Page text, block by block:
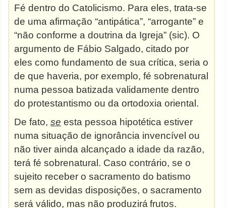
Fé dentro do Catolicismo. Para eles, trata-se
de uma afirmação “antipática”, “arrogante” e
“não conforme a doutrina da Igreja” (sic). O
argumento de Fábio Salgado, citado por
eles como fundamento de sua crítica, seria o
de que haveria, por exemplo, fé sobrenatural
numa pessoa batizada validamente dentro
do protestantismo ou da ortodoxia oriental.
De fato,se esta pessoa hipotética estiver
numa situação de ignorância invencível ou
não tiver ainda alcançado a idade da razão,
terá fé sobrenatural. Caso contrário, se o
sujeito receber o sacramento do batismo
sem as devidas disposições, o sacramento
será válido, mas não produzirá frutos.